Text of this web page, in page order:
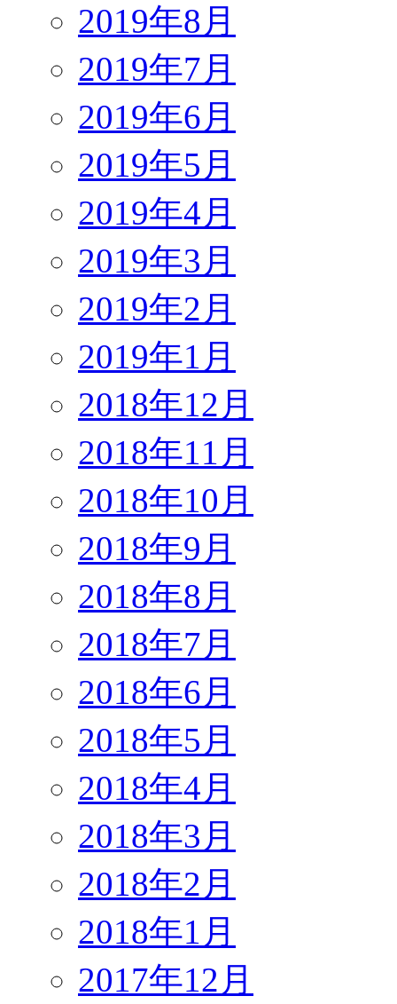
2019年8月
2019年7月
2019年6月
2019年5月
2019年4月
2019年3月
2019年2月
2019年1月
2018年12月
2018年11月
2018年10月
2018年9月
2018年8月
2018年7月
2018年6月
2018年5月
2018年4月
2018年3月
2018年2月
2018年1月
2017年12月